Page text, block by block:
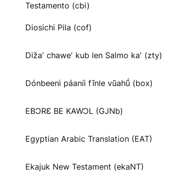
Testamento (cbi)
Diosichi Pila (cof)
Dižaʼ chaweʼ kub len Salmo kaʼ (zty)
Dónbeenì páaníi fĩnle vũahṹ (box)
EBƆRƐ BE KAWƆL (GJNb)
Egyptian Arabic Translation (EAT)
Ekajuk New Testament (ekaNT)